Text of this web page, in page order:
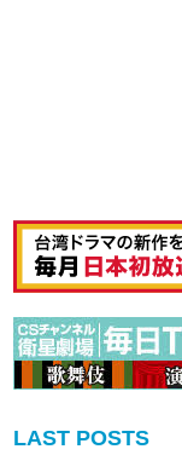
LAST POSTS